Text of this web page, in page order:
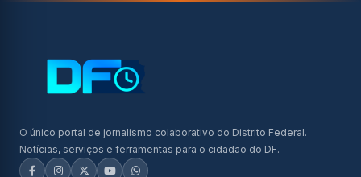
O único portal de jornalismo colaborativo do Distrito Federal.
Notícias, serviços e ferramentas para o cidadão do DF.